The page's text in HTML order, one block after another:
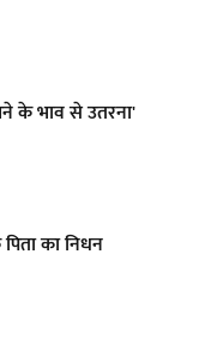
के भाव से उतरना'
का निधन